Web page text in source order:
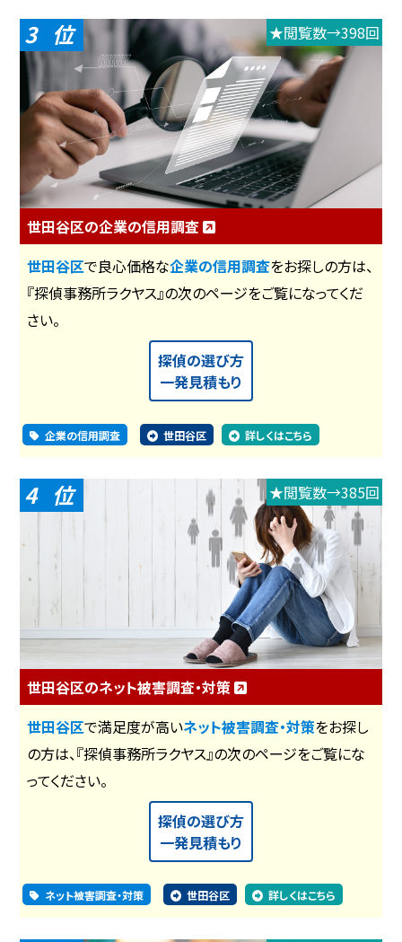
3 ★閲覧数→398回
世田谷区の企業の信用調査
世田谷区で良心価格な企業の信用調査をお探しの方は、
『探偵事務所ラクヤス』の次のページをご覧になってくだ
さい。
探偵の選び方
一発見積もり
企業の信用調査 世田谷区 詳しくはこちら
4 ★閲覧数→385回
世田谷区のネット被害調査・対策
世田谷区で満足度が高いネット被害調査・対策をお探し
の方は、『探偵事務所ラクヤス』の次のページをご覧にな
ってください。
探偵の選び方
一発見積もり
ネット被害調査・対策 世田谷区 詳しくはこちら